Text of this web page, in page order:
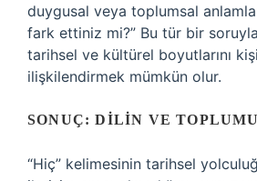
duygusal veya toplumsal
fark ettiniz mi?” Bu tür bir
tarihsel ve kültürel boyutlarını
ilişkilendirmek mümkün olur.
SONUÇ: DILIN VE
“Hiç” kelimesinin tarihsel